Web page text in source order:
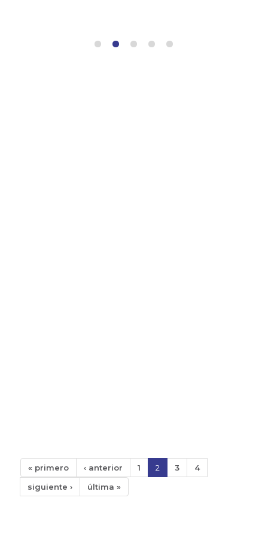
« primero ‹ anterior 1 2 3
4
siguiente ›
última »